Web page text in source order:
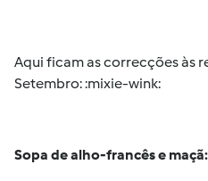
Aqui ficam as correcções às
Setembro: :mixie-wink:
Sopa de alho-francês e maçã: